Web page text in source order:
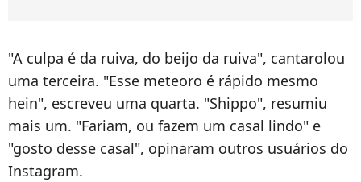
"A culpa é da ruiva, do beijo da ruiva", cantarolou
uma terceira. "Esse meteoro é rápido mesmo
hein", escreveu uma quarta. "Shippo", resumiu
mais um. "Fariam, ou fazem um casal lindo" e
"gosto desse casal", opinaram outros usuários do
Instagram.